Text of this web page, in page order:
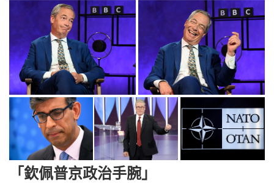
「欽佩普京政治手腕」